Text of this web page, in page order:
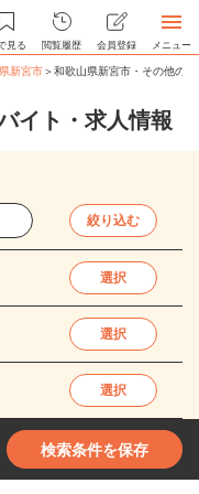
見る 閲覧履歴 会員登録 メニュー
新宮市＞和歌山県新宮市・その他の
イト・求人情報
絞り込む
選択
選択
選択
検索条件を保存